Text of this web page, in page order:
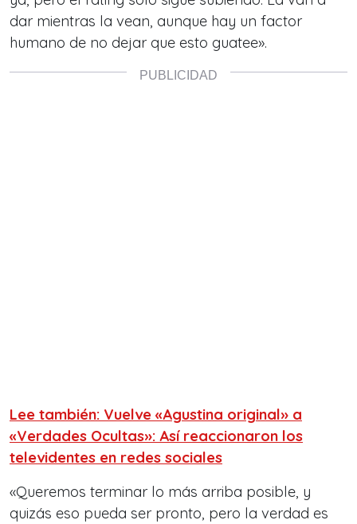
dar mientras la vean, aunque hay un factor
humano de no dejar que esto guatee».
Lee también: Vuelve «Agustina original» a
«Verdades Ocultas»: Así reaccionaron los
televidentes en redes sociales
«Queremos terminar lo más arriba posible, y
quizás eso pueda ser pronto, pero la verdad es